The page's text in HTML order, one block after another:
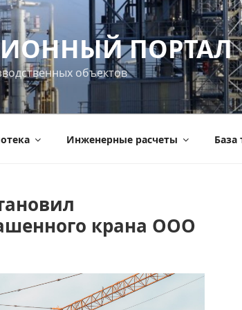
ПОРТАЛ
объектов
Инженерные расчеты База
крана ООО